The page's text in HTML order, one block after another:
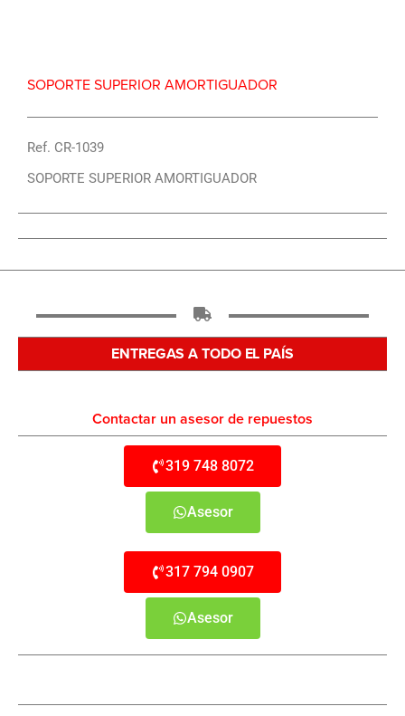
SOPORTE SUPERIOR AMORTIGUADOR
Ref. CR-1039
SOPORTE SUPERIOR AMORTIGUADOR
ENTREGAS A TODO EL PAÍS
Contactar un asesor de repuestos
319 748 8072
Asesor
317 794 0907
Asesor